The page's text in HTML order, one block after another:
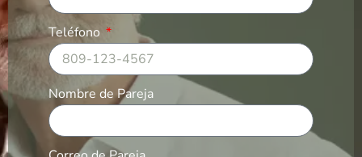
Teléfono
Nombre de Pareja